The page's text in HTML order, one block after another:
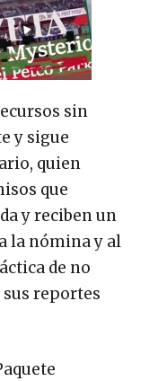
sin
y sigue
quien
que
y reciben un
la nómina y al
de no
reportes